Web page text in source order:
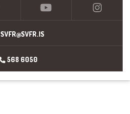
SVFR@SVFR.IS
568 6050